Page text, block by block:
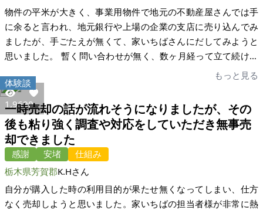
心安堵しています。 売主と買主が直接交渉することによって構
築される信頼関係と円滑な引き渡しなど一般の不動産業者を介
する売買契約にはありえないメリットがある画期的なシステム
だと思います。一方、素人同士の商談には予期しないトラブル
が生じる場合もあると思いますが、そこは様々なケースに携わ
っておられる宅建士をはじめ専門家の皆さんが一層研鑽を積ん
でいただいて対応することによってこのシステムがもっと活性
化すると思います。また、全国で増加している空き家問題の対
策に今後とも大いなる貢献をしていただけることを期待してお
ります。 ■自己採点 90 点
間後には内覧で現地案内をしましたが、その際も買い手の方と
普通にお話をし、質問には分かる範囲で回答するくらいで、20
分程度であっと言う間に終わりました。内覧時に買い手の方が
具体的に住んだ後の暮らしのイメージやライフプランまでおっ
しゃっていたので、この方なら私の故郷の土地に大切に住んで
頂けそうだと思いました。物件の不明点については、事情に詳
しい町内会長さんに連絡を取り、その方の回答を買い手の方へ
お伝えすると安心した様子で、正式なお申込もして頂けまし
た。 不動産屋さんに依頼しても売れなかった土地がすぐに売れ
てよかったです。このまま売れずに相続で下の代まで、ずるず
ると土地だけ残ってしまうということがすぐに解消でき、母の
今後の不安もなくなったと思います。この度はありがとうござ
いました。とにかく連絡への返信が滞りなく早く、しっかりと
した対応をして頂きありがたかったです。
物件の平米が大きく、事業用物件で地元の不動産屋さんでは手
に余ると言われ、地元銀行や上場の企業の支店に売り込んでみ
ましたが、手ごたえが無くて、家いちばさんにだしてみようと
思いました。 暫く問い合わせが無く、数ヶ月経って立て続けに
連絡が来るようになり、内覧する買主が現れました。しかし、
なかなか物件を気に入ってくれる人があらわれず暫くして価格
交渉を希望の方が現れ、価格を下げて契約となりました。 あっ
という間の流れで、契約決済が終わってほっとしました。焦ら
ずじっくりと交渉すべきだと思います。適切なアドバイスをし
て頂き、感謝しております。ありがとうございました。
もっと見る
1,9690
体験談
一時売却の話が流れそうになりましたが、その
後も粘り強く調査や対応をしていただき無事売
却できました
感謝 安堵
仕組み
栃木県芳賀郡K.Hさん
自分が購入した時の利用目的が果たせ無くなってしまい、仕方
なく売却しようと思いました。家いちばの担当者様が非常に熱